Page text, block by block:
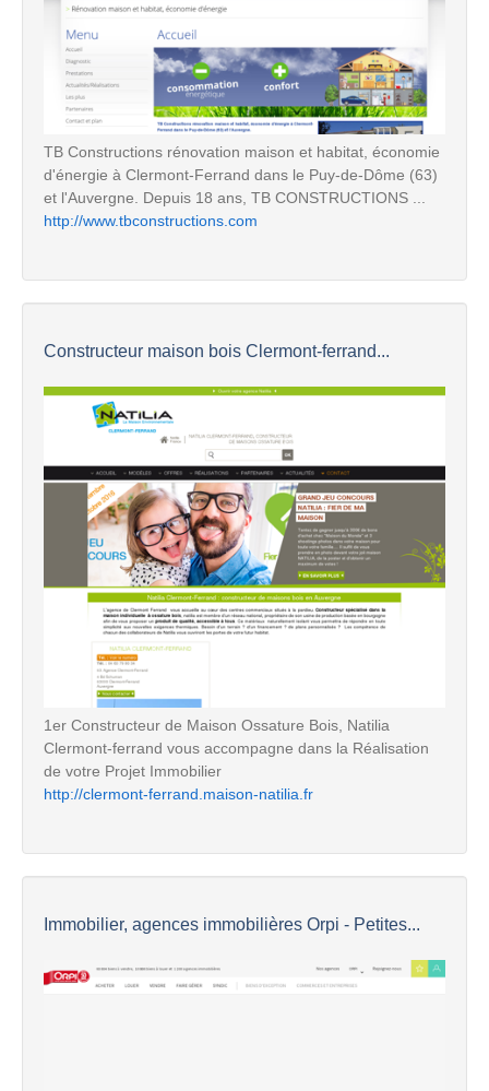
TB Constructions rénovation maison et habitat, économie
d'énergie à Clermont-Ferrand dans le Puy-de-Dôme (63)
et l'Auvergne. Depuis 18 ans, TB CONSTRUCTIONS ...
http://www.tbconstructions.com
Constructeur maison bois Clermont-ferrand...
1er Constructeur de Maison Ossature Bois, Natilia
Clermont-ferrand vous accompagne dans la Réalisation
de votre Projet Immobilier
http://clermont-ferrand.maison-natilia.fr
Immobilier, agences immobilières Orpi - Petites...